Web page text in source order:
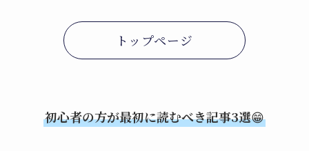
トップページ
初心者の方が最初に読むべき記事3選😁